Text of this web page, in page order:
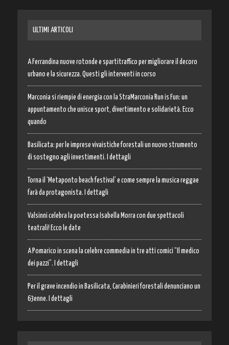
ULTIMI ARTICOLI
A Ferrandina nuove rotonde e spartitraffico per migliorare il decoro
urbano e la sicurezza. Questi gli interventi in corso
Marconia si riempie di energia con la StraMarconia Run is Fun: un
appuntamento che unisce sport, divertimento e solidarietà. Ecco
quando
Basilicata: per le imprese vivaistiche forestali un nuovo strumento
di sostegno agli investimenti. I dettagli
Torna il ‘Metaponto beach festival’ e come sempre la musica reggae
farà da protagonista. I dettagli
Valsinni celebra la poetessa Isabella Morra con due spettacoli
teatrali! Ecco le date
A Pomarico in scena la celebre commedia in tre atti comici “Il medico
dei pazzi”. I dettagli
Per il grave incendio in Basilicata, Carabinieri forestali denunciano un
63enne. I dettagli